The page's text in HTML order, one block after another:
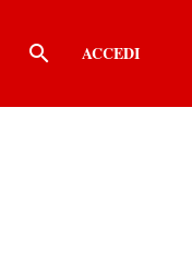
ACCEDI